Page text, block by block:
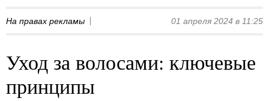
На правах рекламы 01 апреля 2024 в 11:25
Уход за волосами: ключевые
принципы